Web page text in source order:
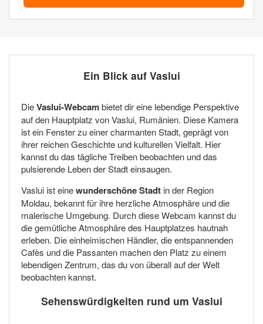
Ein Blick auf Vaslui
DieVaslui-Webcambietet dir eine lebendige Perspektive
auf den Hauptplatz von Vaslui, Rumänien. Diese Kamera
ist ein Fenster zu einer charmanten Stadt, geprägt von
ihrer reichen Geschichte und kulturellen Vielfalt. Hier
kannst du das tägliche Treiben beobachten und das
pulsierende Leben der Stadt einsaugen.
Vaslui ist einewunderschöne Stadt in der Region
Moldau, bekannt für ihre herzliche Atmosphäre und die
malerische Umgebung. Durch diese Webcam kannst du
die gemütliche Atmosphäre des Hauptplatzes hautnah
erleben. Die einheimischen Händler, die entspannenden
Cafès und die Passanten machen den Platz zu einem
lebendigen Zentrum, das du von überall auf der Welt
beobachten kannst.
Sehenswürdigkeiten rund um Vaslui